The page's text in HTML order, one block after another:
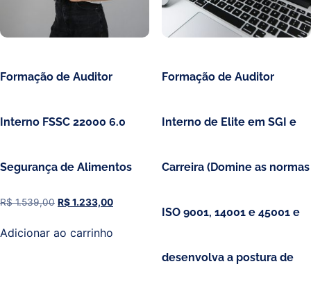
Formação de Auditor
Interno FSSC 22000 6.0
Segurança de Alimentos
R$1.539,00 R$1.233,00
Adicionar ao carrinho
Formação de Auditor
Interno de Elite em SGI e
Carreira (Domine as normas
ISO 9001, 14001 e 45001 e
desenvolva a postura de